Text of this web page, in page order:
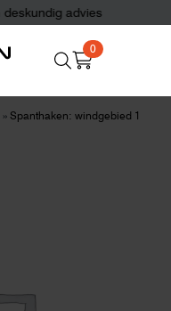
advies
0
» Spanthaken: windgebied 1